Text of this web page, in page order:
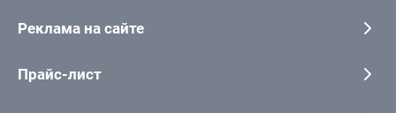
Реклама на сайте
Прайс-лист